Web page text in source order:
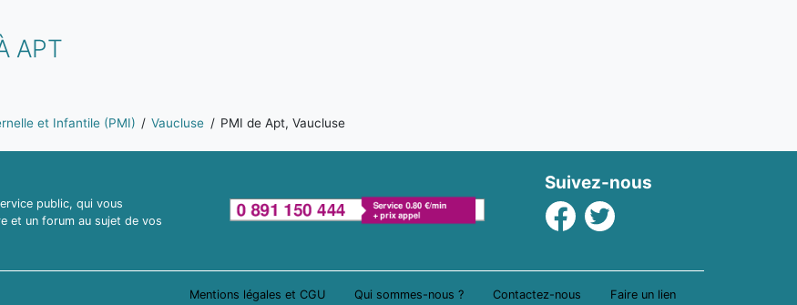
APT
et Infantile (PMI) Vaucluse PMI de Apt, Vaucluse
public, qui vous
et un forum au sujet de vos
Suivez-nous
Facebook
Twitter
Mentions légales et CGU Qui sommes-nous ? Contactez-nous Faire un lien